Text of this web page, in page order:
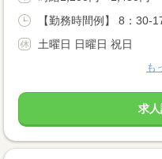
【勤務時間例】 8：30-
土曜日 日曜日 祝日
も
求